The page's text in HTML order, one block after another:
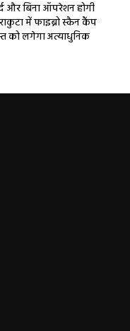
और बिना ऑपरेशन होगी
में फाइब्रो स्कैन कैंप
को लगेगा अत्याधुनिक